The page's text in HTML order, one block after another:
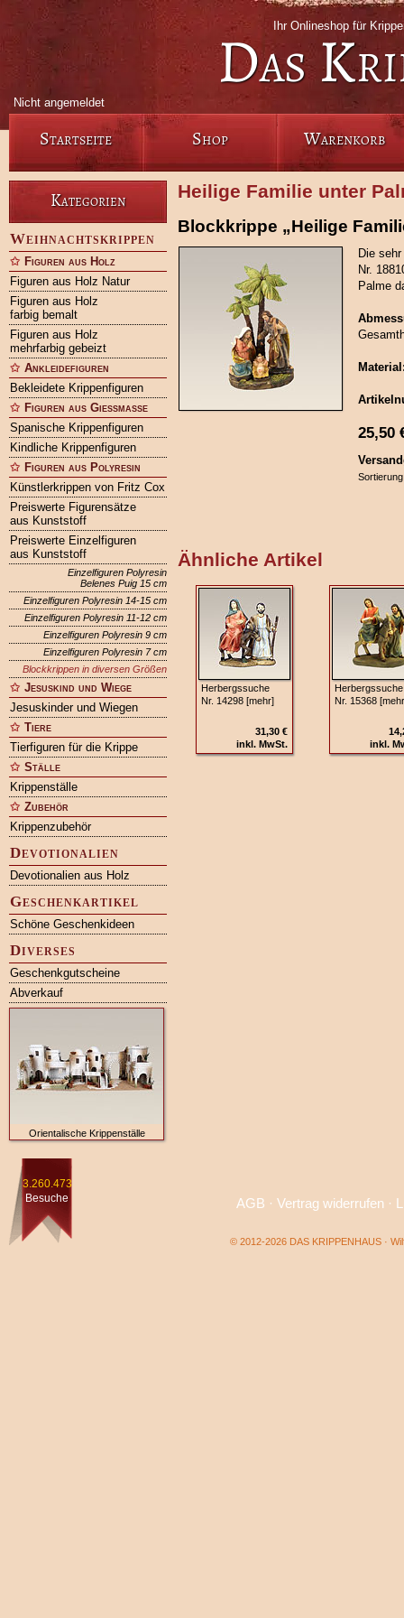
Ihr Onlineshop für
Das
Nicht angemeldet
Startseite Shop Warenkorb
Kategorien
Weihnachtskrippen
Figuren aus Holz
Figuren aus Holz Natur
Figuren aus Holz
farbig bemalt
Figuren aus Holz
mehrfarbig gebeizt
Ankleidefiguren
Bekleidete Krippenfiguren
Figuren aus Gießmasse
Spanische Krippenfiguren
Kindliche Krippenfiguren
Figuren aus Polyresin
Künstlerkrippen von Fritz Cox
Preiswerte Figurensätze
aus Kunststoff
Preiswerte Einzelfiguren
aus Kunststoff
Einzelfiguren Polyresin
Belenes Puig 15 cm
Einzelfiguren Polyresin 14-15 cm
Einzelfiguren Polyresin 11-12 cm
Einzelfiguren Polyresin 9 cm
Einzelfiguren Polyresin 7 cm
Blockkrippen in diversen Größen
Jesuskind und Wiege
Jesuskinder und Wiegen
Tiere
Tierfiguren für die Krippe
Ställe
Krippenställe
Zubehör
Krippenzubehör
Devotionalien
Devotionalien aus Holz
Geschenkartikel
Schöne Geschenkideen
Diverses
Geschenkgutscheine
Abverkauf
Orientalische Krippenställe
Heilige Familie unter
Blockkrippe „Heilige
Die
Nr.
Palme
25,50
Ähnliche Artikel
Herbergssuche
Nr. 14298 [mehr]
31,30 €
inkl. MwSt.
Herbergssuche
Nr. 15368
inkl.
3.260.473
Besuche
AGB · Vertrag widerrufen·
© 2012-2026 DAS KRIPPENHAUS ·